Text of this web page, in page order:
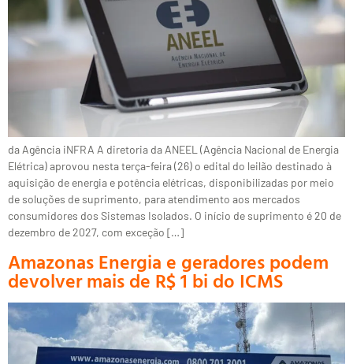
da Agência iNFRA A diretoria da ANEEL (Agência Nacional de Energia
Elétrica) aprovou nesta terça-feira (26) o edital do leilão destinado à
aquisição de energia e potência elétricas, disponibilizadas por meio
de soluções de suprimento, para atendimento aos mercados
consumidores dos Sistemas Isolados. O início de suprimento é 20 de
dezembro de 2027, com exceção […]
Amazonas Energia e geradores podem
devolver mais de R$ 1 bi do ICMS